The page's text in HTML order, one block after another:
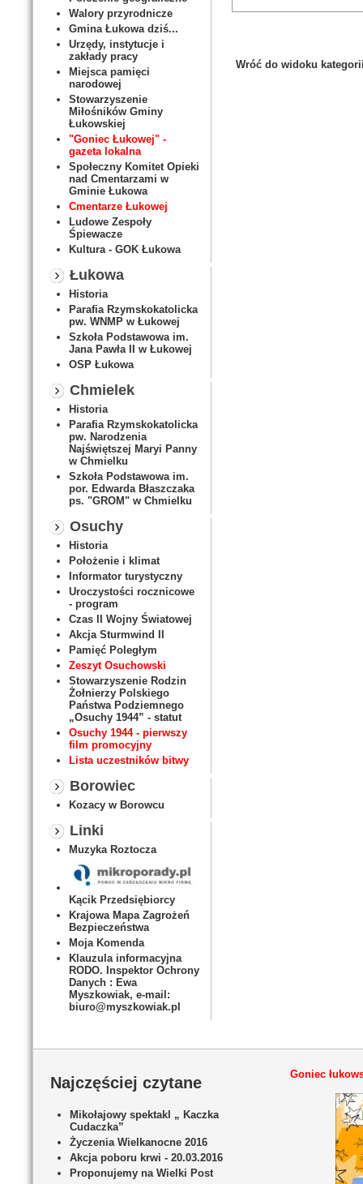
Walory przyrodnicze
Gmina Łukowa dziś...
Urzędy, instytucje i
zakłady pracy
Miejsca pamięci
narodowej
Stowarzyszenie
Miłośników Gminy
Łukowskiej
"Goniec Łukowej" -
gazeta lokalna
Społeczny Komitet Opieki
nad Cmentarzami w
Gminie Łukowa
Cmentarze Łukowej
Ludowe Zespoły
Śpiewacze
Kultura - GOK Łukowa
Łukowa
Historia
Parafia Rzymskokatolicka
pw. WNMP w Łukowej
Szkoła Podstawowa im.
Jana Pawła II w Łukowej
OSP Łukowa
Chmielek
Historia
Parafia Rzymskokatolicka
pw. Narodzenia
Najświętszej Maryi Panny
w Chmielku
Szkoła Podstawowa im.
por. Edwarda Błaszczaka
ps. "GROM" w Chmielku
Osuchy
Historia
Położenie i klimat
Informator turystyczny
Uroczystości rocznicowe
- program
Czas II Wojny Światowej
Akcja Sturmwind II
Pamięć Poległym
Zeszyt Osuchowski
Stowarzyszenie Rodzin
Żołnierzy Polskiego
Państwa Podziemnego
„Osuchy 1944” - statut
Osuchy 1944 - pierwszy
film promocyjny
Lista uczestników bitwy
Borowiec
Kozacy w Borowcu
Linki
Muzyka Roztocza
Kącik Przedsiębiorcy
Krajowa Mapa Zagrożeń
Bezpieczeństwa
Moja Komenda
Klauzula informacyjna
RODO. Inspektor Ochrony
Danych : Ewa
Myszkowiak, e-mail:
biuro@myszkowiak.pl
Wróć do widoku
Najczęściej czytane
Mikołajowy spektakl „ Kaczka
Cudaczka”
Życzenia Wielkanocne 2016
Akcja poboru krwi - 20.03.2016
Proponujemy na Wielki Post
Goniec